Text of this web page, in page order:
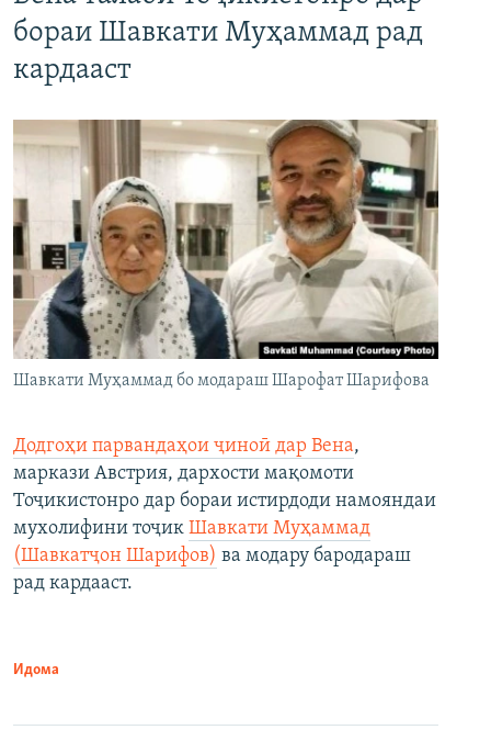
бораи Шавкати Муҳаммад рад
кардааст
Шавкати Муҳаммад бо модараш Шарофат Шарифова
Додгоҳи парвандаҳои ҷиноӣ дар Вена,
маркази Австрия, дархости мақомоти
Тоҷикистонро дар бораи истирдоди намояндаи
мухолифини тоҷик Шавкати Муҳаммад
(Шавкатҷон Шарифов) ва модару бародараш
рад кардааст.
Идома